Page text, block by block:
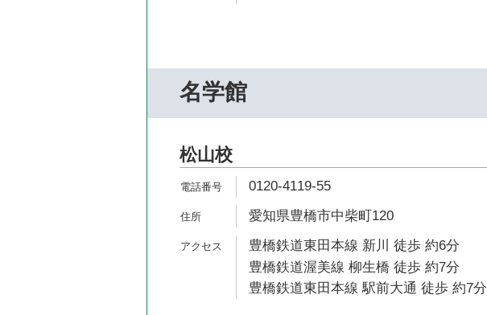
名学館
松山校
0120-4119-55
愛知県豊橋市中柴町120
豊橋鉄道東田本線 新川 徒歩 約6分
豊橋鉄道渥美線 柳生橋 徒歩 約7分
豊橋鉄道東田本線 駅前大通 徒歩 約7分